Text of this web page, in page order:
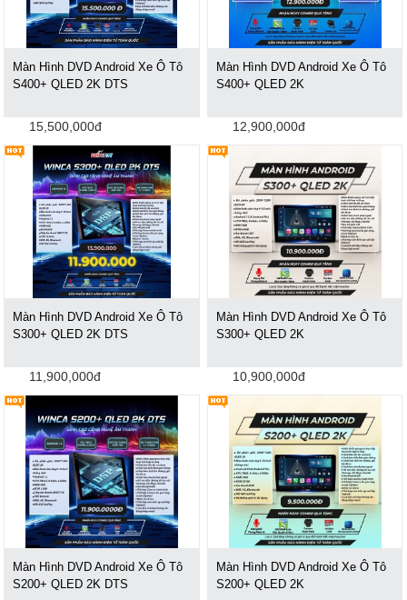
Màn Hình DVD Android Xe Ô Tô
S400+ QLED 2K DTS
15,500,000đ
Màn Hình DVD Android Xe Ô Tô
S400+ QLED 2K
12,900,000đ
Màn Hình DVD Android Xe Ô Tô
S300+ QLED 2K DTS
11,900,000đ
Màn Hình DVD Android Xe Ô Tô
S300+ QLED 2K
10,900,000đ
Màn Hình DVD Android Xe Ô Tô
S200+ QLED 2K DTS
Màn Hình DVD Android Xe Ô Tô
S200+ QLED 2K